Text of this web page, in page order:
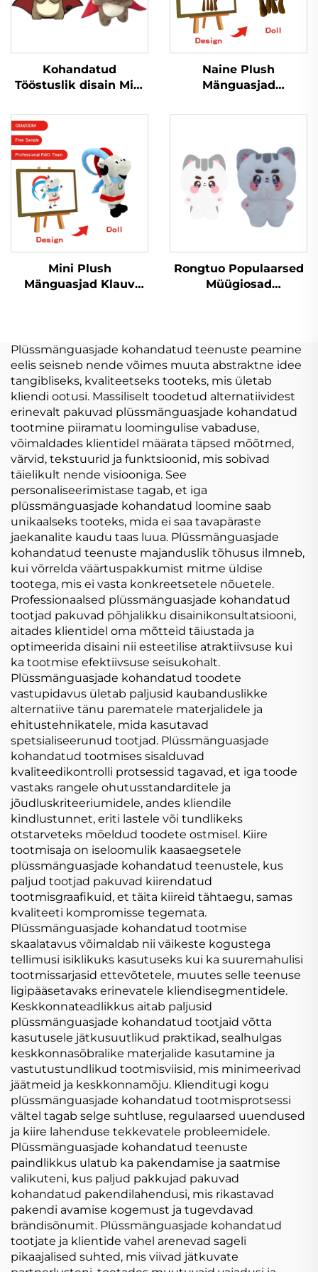
Kohandatud
Tööstuslik disain Mini
Puhast Lelulaukur
Tootmine Mänguasjad
Täidisanimallad
Kohandatud Puhast
Naine Plush
Mänguasjad
Täidetud Loomad Pera
Plush Mänguasjad
Mini Plush
Mänguasjad Klauv
Kanekas Katte
Personaliseeritav
Plush Võtmekeedas
Rongtuo Populaarsed
Müügiosad
Personaliseeritud
Kpop Plush Doll
Mänguasjad 10cm
Plüssmänguasjade kohandatud teenuste peamine
eelis seisneb nende võimes muuta abstraktne idee
tangibliseks, kvaliteetseks tooteks, mis ületab
kliendi ootusi. Massiliselt toodetud alternatiividest
erinevalt pakuvad plüssmänguasjade kohandatud
tootmine piiramatu loomingulise vabaduse,
võimaldades klientidel määrata täpsed mõõtmed,
värvid, tekstuurid ja funktsioonid, mis sobivad
täielikult nende visiooniga. See
personaliseerimistase tagab, et iga
plüssmänguasjade kohandatud loomine saab
unikaalseks tooteks, mida ei saa tavapäraste
jaekanalite kaudu taas luua. Plüssmänguasjade
kohandatud teenuste majanduslik tõhusus ilmneb,
kui võrrelda väärtuspakkumist mitme üldise
tootega, mis ei vasta konkreetsetele nõuetele.
Professionaalsed plüssmänguasjade kohandatud
tootjad pakuvad põhjalikku disainikonsultatsiooni,
aitades klientidel oma mõtteid täiustada ja
optimeerida disaini nii esteetilise atraktiivsuse kui
ka tootmise efektiivsuse seisukohalt.
Plüssmänguasjade kohandatud toodete
vastupidavus ületab paljusid kaubanduslikke
alternatiive tänu parematele materjalidele ja
ehitustehnikatele, mida kasutavad
spetsialiseerunud tootjad. Plüssmänguasjade
kohandatud tootmises sisalduvad
kvaliteedikontrolli protsessid tagavad, et iga toode
vastaks rangele ohutusstandarditele ja
jõudluskriteeriumidele, andes kliendile
kindlustunnet, eriti lastele või tundlikeks
otstarveteks mõeldud toodete ostmisel. Kiire
tootmisaja on iseloomulik kaasaegsetele
plüssmänguasjade kohandatud teenustele, kus
paljud tootjad pakuvad kiirendatud
tootmisgraafikuid, et täita kiireid tähtaegu, samas
kvaliteeti kompromisse tegemata.
Plüssmänguasjade kohandatud tootmise
skaalatavus võimaldab nii väikeste kogustega
tellimusi isiklikuks kasutuseks kui ka suuremahulisi
tootmissarjasid ettevõtetele, muutes selle teenuse
ligipääsetavaks erinevatele kliendisegmentidele.
Keskkonnateadlikkus aitab paljusid
plüssmänguasjade kohandatud tootjaid võtta
kasutusele jätkusuutlikud praktikad, sealhulgas
keskkonnasõbralike materjalide kasutamine ja
vastutustundlikud tootmisviisid, mis minimeerivad
jäätmeid ja keskkonnamõju. Klienditugi kogu
plüssmänguasjade kohandatud tootmisprotsessi
vältel tagab selge suhtluse, regulaarsed uuendused
ja kiire lahenduse tekkevatele probleemidele.
Plüssmänguasjade kohandatud teenuste
paindlikkus ulatub ka pakendamise ja saatmise
valikuteni, kus paljud pakkujad pakuvad
kohandatud pakendilahendusi, mis rikastavad
pakendi avamise kogemust ja tugevdavad
brändisõnumit. Plüssmänguasjade kohandatud
tootjate ja klientide vahel arenevad sageli
pikaajalised suhted, mis viivad jätkuvate